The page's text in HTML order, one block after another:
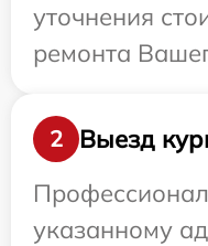
уточнения
ремонта
2
Выезд
указанному